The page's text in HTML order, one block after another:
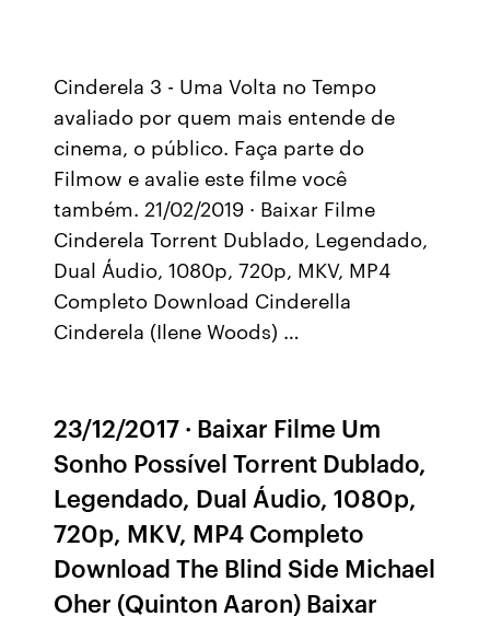
Cinderela 3 - Uma Volta no Tempo
avaliado por quem mais entende de
cinema, o público. Faça parte do
Filmow e avalie este filme você
também. 21/02/2019 · Baixar Filme
Cinderela Torrent Dublado, Legendado,
Dual Áudio, 1080p, 720p, MKV, MP4
Completo Download Cinderella
Cinderela (Ilene Woods) …
23/12/2017 · Baixar Filme Um
Sonho Possível Torrent Dublado,
Legendado, Dual Áudio, 1080p,
720p, MKV, MP4 Completo
Download The Blind Side Michael
Oher (Quinton Aaron) Baixar